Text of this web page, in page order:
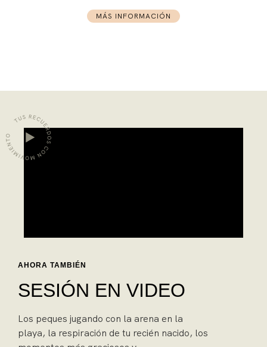
MÁS INFORMACIÓN
AHORA TAMBIÉN
SESIÓN EN VIDEO
Los peques jugando con la arena en la
playa, la respiración de tu recién nacido, los